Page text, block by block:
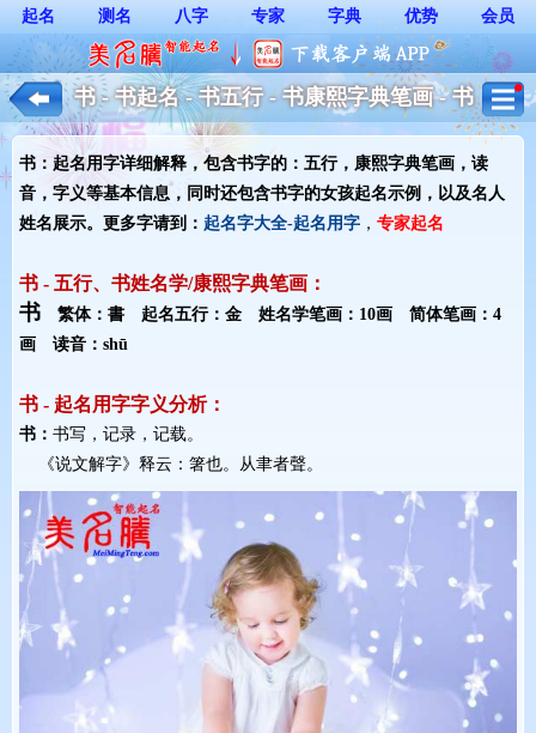
起名 测名 八字 专家 字典 优势 会员
书 - 书起名 - 书五行 - 书康熙字典笔画 - 书
起名用字解释 - 女孩起名
书：起名用字详细解释，包含书字的：五行，康熙字典笔画，读
音，字义等基本信息，同时还包含书字的女孩起名示例，以及名人
姓名展示。更多字请到： 起名字大全-起名用字 ， 专家起名
书 - 五行、书姓名学/康熙字典笔画：
书 繁体：書 起名五行：金 姓名学笔画：10画 简体笔画：4
画 读音：shū
书 - 起名用字字义分析：
书： 书写，记录，记载。
《说文解字》释云：箸也。从聿者聲。